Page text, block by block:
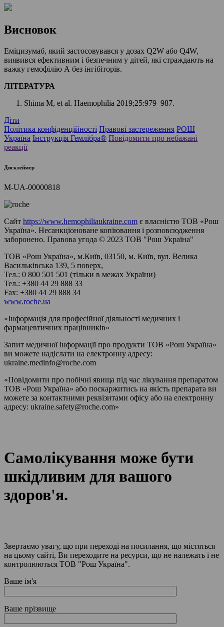
Висновок
Еміцизумаб, який застосовувався у дозах Q2W або Q4W,
виявився ефективним і безпечним у дітей, які страждають на
важку гемофілію А без інгібіторів.
ЛІТЕРАТУРА
Shima M, et al. Haemophilia 2019;25:979–987.
Діти
Політика конфіденційності Правові застереження РОШ
Україна Інструкція Гемлібра® Повідомити про небажані
реакції
Дисклеймер
M-UA-00000818
Сайт https://www.hemophiliaukraine.com є власністю ТОВ «Рош
Україна». Несанкціоноване копіювання і розповсюдження
заборонено. Правова угода © 2023 ТОВ "Рош Україна"
ТОВ «Рош Україна», м.Київ, 03150, м. Київ, вул. Велика
Васильківська 139, 5 поверх,
Тел.: 0 800 501 501 (тільки в межах України)
Тел.: +380 44 29 888 33
Fax: +380 44 29 888 34
www.roche.ua
«Інформація для професійної діяльності медичних і
фармацевтичних працівників»
Запит медичної інформації про продукти ТОВ «Рош Україна»
ви можете надіслати на електронну адресу:
ukraine.medinfo@roche.com
«Повідомити про побічні явища під час лікування препаратом
ТОВ «Рош Україна» або поскаржитись на якість препарата ви
можете за контактними реквізитами офісу або на електронну
адресу: ukraine.safety@roche.com»
Самолікування може бути
шкідливим для вашого
здоров'я.
Звертаємо увагу, що при переході на посилання, що містяться
на цьому сайті, Ви переходите на ресурси, що не належать і не
контролюються ТОВ "Рош Україна".
Ваше ім'я
Ваше прізвище